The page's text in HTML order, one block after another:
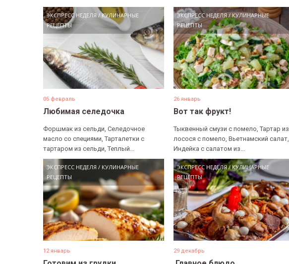
ЭКСПРЕСС НЕДЕЛЯ/ КУЛИНАРНЫЕ
РЕЦЕПТЫ
05 февраль
Любимая селедочка
Форшмак из сельди, Селедочное
масло со специями, Тарталетки с
тартаром из сельди, Теплый...
ЭКСПРЕСС НЕДЕЛЯ/КУЛИНАРНЫЕ
РЕЦЕПТЫ
26 январь
Вот так фрукт!
Тыквенный смузи с помело, Тартар из
лосося с помело, Вьетнамский салат,
Индейка с салатом из...
ЭКСПРЕСС НЕДЕЛЯ / КУЛИНАРНЫЕ
РЕЦЕПТЫ
12 январь
ЭКСПРЕСС НЕДЕЛЯ/КУЛИНАРНЫЕ
РЕЦЕПТЫ
29 декабрь